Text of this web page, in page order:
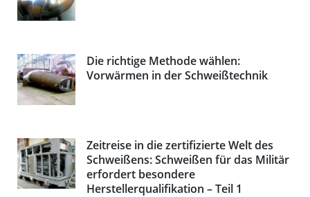
Die richtige Methode wählen:
Vorwärmen in der Schweißtechnik
Zeitreise in die zertifizierte Welt des
Schweißens: Schweißen für das Militär
erfordert besondere
Herstellerqualifikation – Teil 1